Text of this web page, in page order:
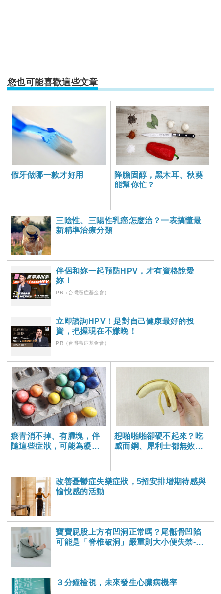
您也可能喜歡這些文章
假牙做哪一款才好用
降膽固醇，黑木耳、秋葵
能幫你忙？
三陰性、三陽性乳癌怎麼治？一表搞懂最
新精準治療分類
伴侶和妳一起預防HPV，才有資格說愛
妳！
PR（台灣癌症基金會）
立即諮詢HPV！是對自己健康最好的投
資，把握現在不嫌晚！
PR（台灣癌症基金會）
瘀青消不掉、有腫塊，伴
隨這些症狀，可能為凝血
想啪啪啪卻硬不起來？吃
威而鋼、犀利士都無效
改善憂鬱症失樂症狀，5招安排增期待感與
愉悅感的活動
寶寶屁股上方有凹洞正常嗎？尾骶骨凹陷
可能是「脊椎破洞」嚴重則大小便失禁-大
３分鐘檢視，未來發生心臟病機率